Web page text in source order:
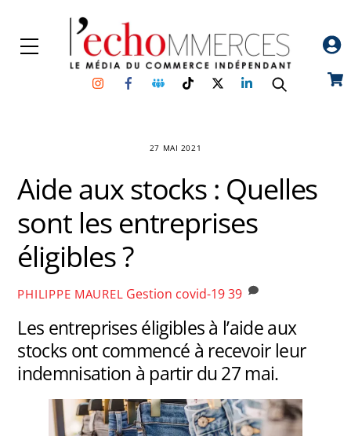
content
Menu
InstagramFacebookGroupe
Facebook
TikTokTwitterLinkedin
27 MAI 2021
Aide aux stocks : Quelles
sont les entreprises
éligibles ?
PHILIPPE MAUREL Gestion covid-1939
Les entreprises éligibles à l’aide aux
stocks ont commencé à recevoir leur
indemnisation à partir du 27 mai.